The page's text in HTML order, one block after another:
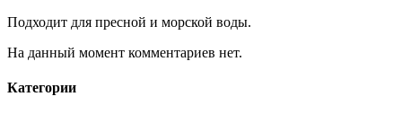
Подходит для пресной и морской воды.
На данный момент комментариев нет.
Категории